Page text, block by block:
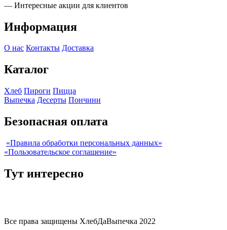
— Интересные акции для клиентов
Информация
О нас Контакты Доставка
Каталог
Хлеб Пироги Пицца
Выпечка Десерты Пончини
Безопасная оплата
«Правила обработки персональных данных»
«Пользовательское соглашение»
Тут интересно
Все права защищены ХлебДаВыпечка 2022